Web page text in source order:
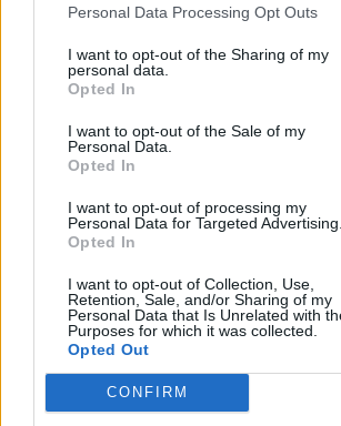
Personal Data Processing Opt Outs
I want to opt-out of the Sharing of my
personal data.
Opted In
I want to opt-out of the Sale of my
Personal Data.
Opted In
I want to opt-out of processing my
Personal Data for Targeted Advertising.
Opted In
I want to opt-out of Collection, Use,
Retention, Sale, and/or Sharing of my
Personal Data that Is Unrelated with
Purposes for which it was collected.
Opted Out
CONFIRM
zgromadzili na swoim koncie 20
im na zajęcie czwartego miejsca w
Tabela grupy C po drugim
eliminacji:
Drużyna Mecze W R P
Izrael 12 9 2 1
Anglia
Belgia